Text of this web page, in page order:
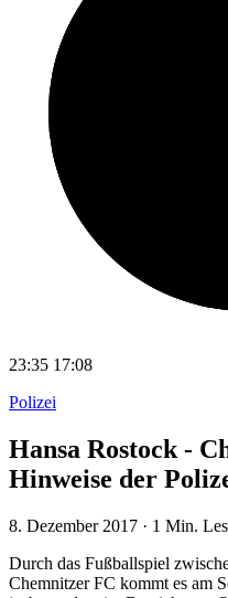
23:35 17:08
Polizei
Hansa Rostock -
Hinweise der
8. Dezember 2017 · 1 Min.
Durch das Fußballspiel
Chemnitzer FC kommt es am